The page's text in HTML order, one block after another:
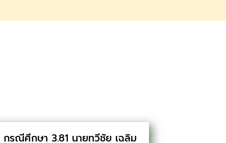
กรณีศึกษา 3.81 นายทวีชัย เฉลิม